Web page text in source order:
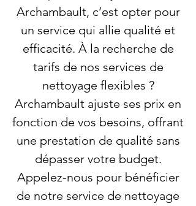
Archambault, c’est opter pour
un service qui allie qualité et
efficacité. À la recherche de
tarifs de nos services de
nettoyage flexibles ?
Archambault ajuste ses prix en
fonction de vos besoins, offrant
une prestation de qualité sans
dépasser votre budget.
Appelez-nous pour bénéficier
de notre service de nettoyage